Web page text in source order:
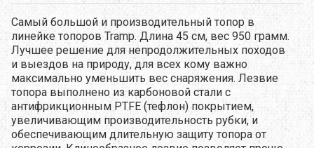
Cамый большой и производительный топор в
линейке топоров Tramp. Длина 45 см, вес 950 грамм.
Лучшее решение для непродолжительных походов
и выездов на природу, для всех кому важно
максимально уменьшить вес снаряжения. Лезвие
топора выполнено из карбоновой стали с
антифрикционным PTFE (тефлон) покрытием,
увеличивающим производительность рубки, и
обеспечивающим длительную защиту топора от